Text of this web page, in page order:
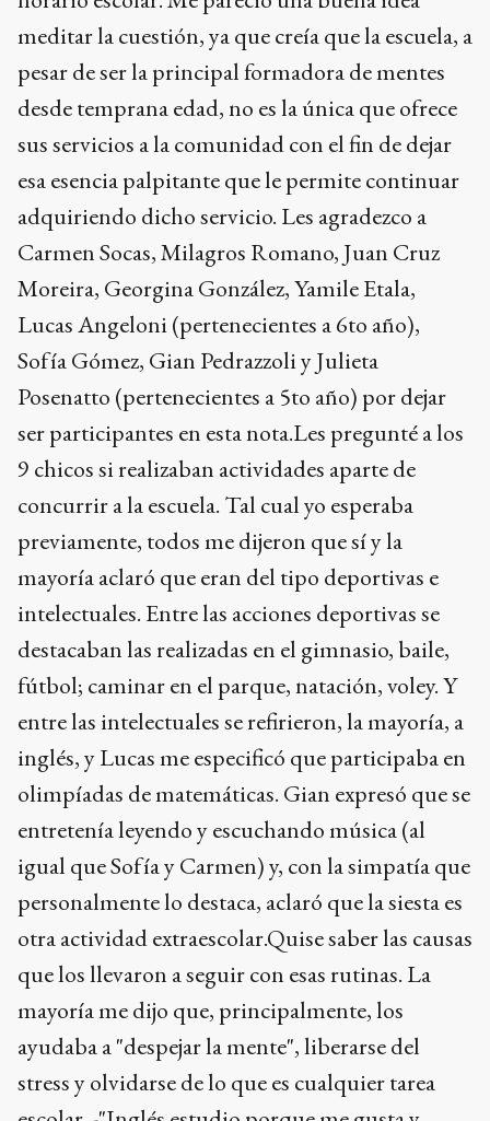
meditar la cuestión, ya que creía que la escuela, a
pesar de ser la principal formadora de mentes
desde temprana edad, no es la única que ofrece
sus servicios a la comunidad con el fin de dejar
esa esencia palpitante que le permite continuar
adquiriendo dicho servicio. Les agradezco a
Carmen Socas, Milagros Romano, Juan Cruz
Moreira, Georgina González, Yamile Etala,
Lucas Angeloni (pertenecientes a 6to año),
Sofía Gómez, Gian Pedrazzoli y Julieta
Posenatto (pertenecientes a 5to año) por dejar
ser participantes en esta nota.Les pregunté a los
9 chicos si realizaban actividades aparte de
concurrir a la escuela. Tal cual yo esperaba
previamente, todos me dijeron que sí y la
mayoría aclaró que eran del tipo deportivas e
intelectuales. Entre las acciones deportivas se
destacaban las realizadas en el gimnasio, baile,
fútbol; caminar en el parque, natación, voley. Y
entre las intelectuales se refirieron, la mayoría, a
inglés, y Lucas me especificó que participaba en
olimpíadas de matemáticas. Gian expresó que se
entretenía leyendo y escuchando música (al
igual que Sofía y Carmen) y, con la simpatía que
personalmente lo destaca, aclaró que la siesta es
otra actividad extraescolar.Quise saber las causas
que los llevaron a seguir con esas rutinas. La
mayoría me dijo que, principalmente, los
ayudaba a "despejar la mente", liberarse del
stress y olvidarse de lo que es cualquier tarea